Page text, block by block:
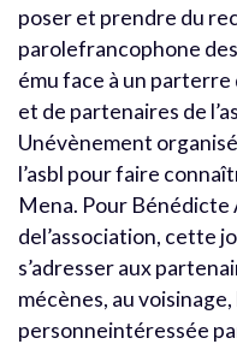
poser et prendre du
parolefrancophone
ému face à un parterre
et de partenaires de
Unévènement
l’asbl pour faire
Mena. Pour
del’association, cette
s’adresser aux
mécènes, au
personneintéressée